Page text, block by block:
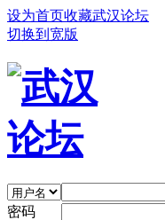
设为首页收藏武汉论坛
切换到宽版
密码